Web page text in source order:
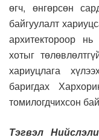
өгч, өнгөрсөн
байгуулалт
архитектороор
хотыг
хариуцлага
баригдах
томилогдчихсон
Тэгвэл